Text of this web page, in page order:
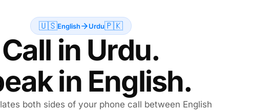
🇺🇸English Urdu🇵🇰
Call in Urdu.
in English.
both sides of your phone call between English